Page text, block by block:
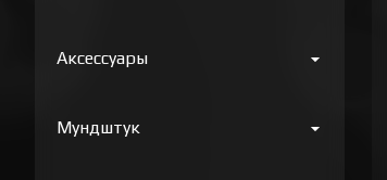
Аксессуары
Мундштук